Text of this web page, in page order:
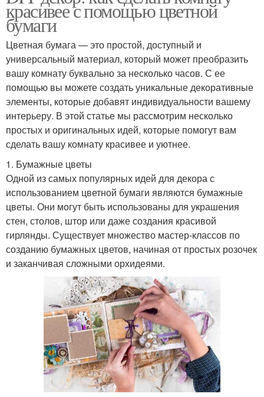
красивее с помощью цветной
бумаги
Цветная бумага — это простой, доступный и
универсальный материал, который может преобразить
вашу комнату буквально за несколько часов. С ее
помощью вы можете создать уникальные декоративные
элементы, которые добавят индивидуальности вашему
интерьеру. В этой статье мы рассмотрим несколько
простых и оригинальных идей, которые помогут вам
сделать вашу комнату красивее и уютнее.
1. Бумажные цветы
Одной из самых популярных идей для декора с
использованием цветной бумаги являются бумажные
цветы. Они могут быть использованы для украшения
стен, столов, штор или даже создания красивой
гирлянды. Существует множество мастер-классов по
созданию бумажных цветов, начиная от простых розочек
и заканчивая сложными орхидеями.